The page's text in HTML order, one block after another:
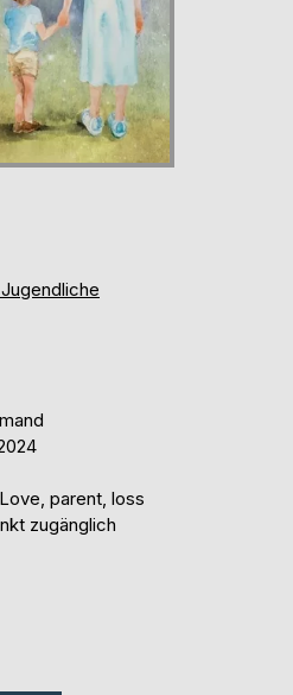
parent, loss
zugänglich